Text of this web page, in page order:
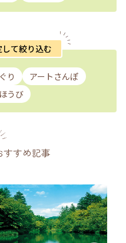
て絞り込む
り
アートさんぽ
うび
すすめ記事